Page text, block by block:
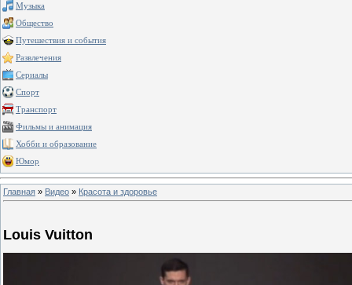
Музыка
Общество
Путешествия и события
Развлечения
Сериалы
Спорт
Транспорт
Фильмы и анимация
Хобби и образование
Юмор
Главная » Видео » Красота и здоровье
Louis Vuitton